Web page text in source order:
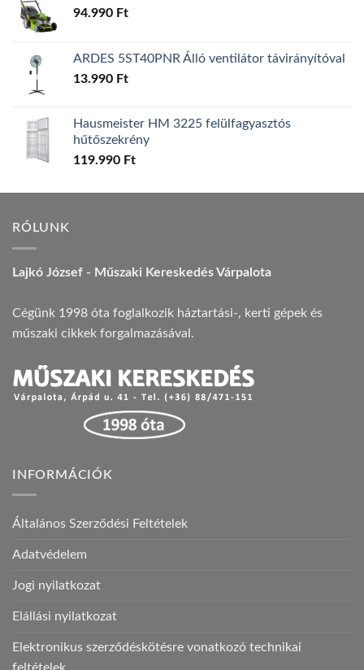
94.990 Ft
ARDES 5ST40PNR Álló ventilátor távirányítóval
13.990 Ft
Hausmeister HM 3225 felülfagyasztós
hűtőszekrény
119.990 Ft
RÓLUNK
Lajkó József - Műszaki Kereskedés Várpalota
Cégünk 1998 óta foglalkozik háztartási-, kerti gépek és
műszaki cikkek forgalmazásával.
INFORMÁCIÓK
Általános Szerződési Feltételek
Adatvédelem
Jogi nyilatkozat
Elállási nyilatkozat
Elektronikus szerződéskötésre vonatkozó technikai